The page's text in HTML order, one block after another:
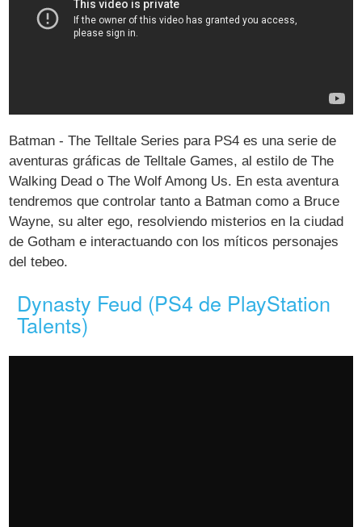
Batman - The Telltale Series para PS4 es una serie de
aventuras gráficas de Telltale Games, al estilo de The
Walking Dead o The Wolf Among Us. En esta aventura
tendremos que controlar tanto a Batman como a Bruce
Wayne, su alter ego, resolviendo misterios en la ciudad
de Gotham e interactuando con los míticos personajes
del tebeo.
Dynasty Feud (PS4 de PlayStation
Talents)